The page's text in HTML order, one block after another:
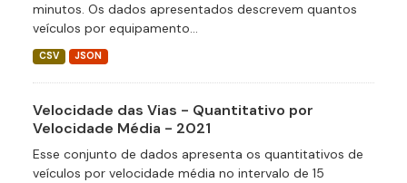
minutos. Os dados apresentados descrevem quantos
veículos por equipamento...
CSV JSON
Velocidade das Vias - Quantitativo por
Velocidade Média - 2021
Esse conjunto de dados apresenta os quantitativos de
veículos por velocidade média no intervalo de 15